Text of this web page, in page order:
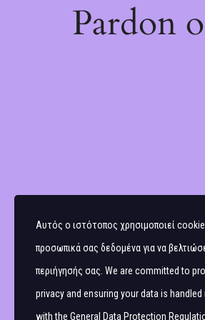
Pardon
Αυτός ο ιστότοπος χρησιμοποιεί
προσωπικά σας δεδομένα για να
περιήγησής σας. We are committed to
privacy and ensuring your data is
with the General Data Protection